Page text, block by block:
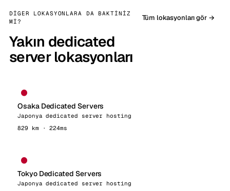
DIGER LOKASYONLARA DA BAKTINIZ
MI?
Yakın dedicated
server lokasyonları
Tüm lokasyonları gör →
Osaka Dedicated Servers
Japonya dedicated server hosting
829 km · 224ms
Tokyo Dedicated Servers
Japonya dedicated server hosting